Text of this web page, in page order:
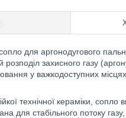
для аргонодугового
розподіл захисного газу
у важкодоступних
технічної кераміки,
для стабільного потоку